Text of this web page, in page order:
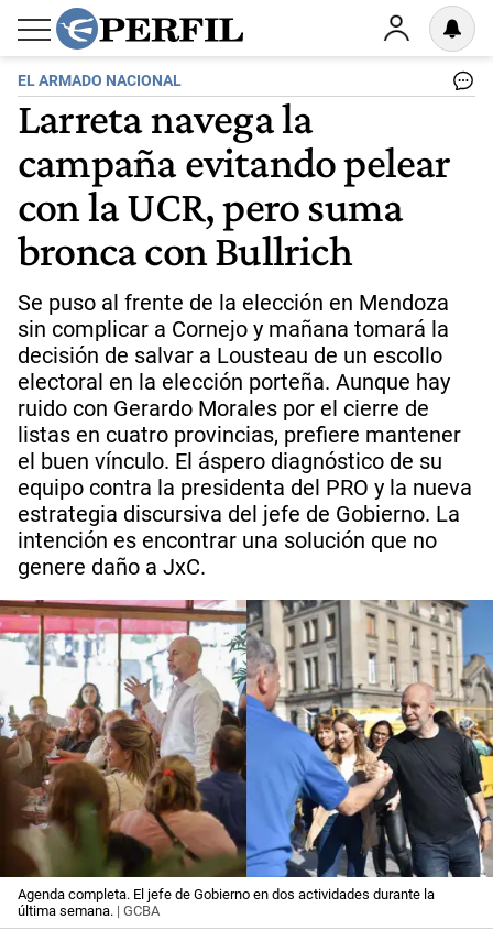
EL ARMADO NACIONAL
Larreta navega la
campaña evitando pelear
con la UCR, pero suma
bronca con Bullrich
Se puso al frente de la elección en Mendoza
sin complicar a Cornejo y mañana tomará la
decisión de salvar a Lousteau de un escollo
electoral en la elección porteña. Aunque hay
ruido con Gerardo Morales por el cierre de
listas en cuatro provincias, prefiere mantener
el buen vínculo. El áspero diagnóstico de su
equipo contra la presidenta del PRO y la nueva
estrategia discursiva del jefe de Gobierno. La
intención es encontrar una solución que no
genere daño a JxC.
Agenda completa. El jefe de Gobierno en dos actividades durante la
última semana. | GCBA